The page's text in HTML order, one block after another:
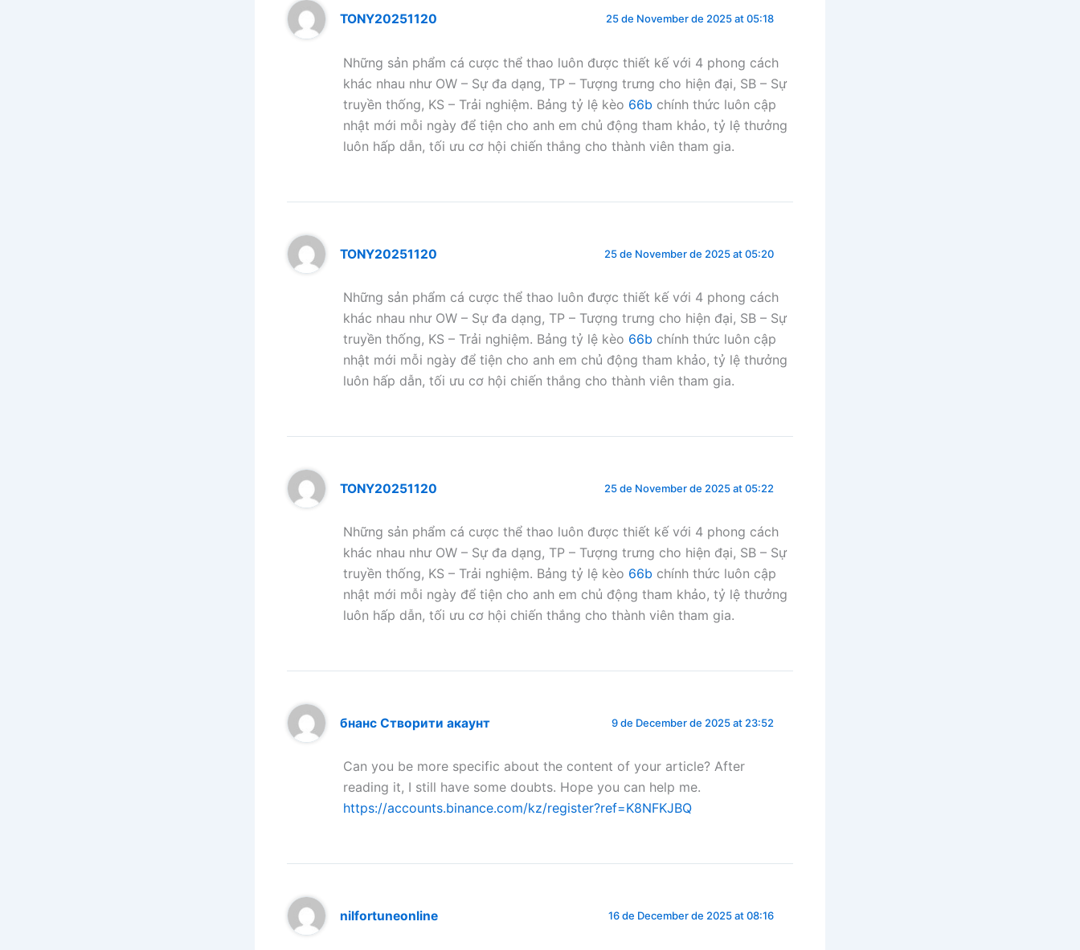
TONY20251120 25 de November de 2025 at 05:18
Những sản phẩm cá cược thể thao luôn được thiết kế với 4 phong cách
khác nhau như OW – Sự đa dạng, TP – Tượng trưng cho hiện đại, SB – Sự
truyền thống, KS – Trải nghiệm. Bảng tỷ lệ kèo 66b chính thức luôn cập
nhật mới mỗi ngày để tiện cho anh em chủ động tham khảo, tỷ lệ thưởng
luôn hấp dẫn, tối ưu cơ hội chiến thắng cho thành viên tham gia.
TONY20251120 25 de November de 2025 at 05:20
Những sản phẩm cá cược thể thao luôn được thiết kế với 4 phong cách
khác nhau như OW – Sự đa dạng, TP – Tượng trưng cho hiện đại, SB – Sự
truyền thống, KS – Trải nghiệm. Bảng tỷ lệ kèo 66b chính thức luôn cập
nhật mới mỗi ngày để tiện cho anh em chủ động tham khảo, tỷ lệ thưởng
luôn hấp dẫn, tối ưu cơ hội chiến thắng cho thành viên tham gia.
TONY20251120 25 de November de 2025 at 05:22
Những sản phẩm cá cược thể thao luôn được thiết kế với 4 phong cách
khác nhau như OW – Sự đa dạng, TP – Tượng trưng cho hiện đại, SB – Sự
truyền thống, KS – Trải nghiệm. Bảng tỷ lệ kèo 66b chính thức luôn cập
nhật mới mỗi ngày để tiện cho anh em chủ động tham khảo, tỷ lệ thưởng
luôn hấp dẫn, tối ưu cơ hội chiến thắng cho thành viên tham gia.
бнанс Створити акаунт 9 de December de 2025 at 23:52
Can you be more specific about the content of your article? After
reading it, I still have some doubts. Hope you can help me.
https://accounts.binance.com/kz/register?ref=K8NFKJBQ
nilfortuneonline 16 de December de 2025 at 08:16